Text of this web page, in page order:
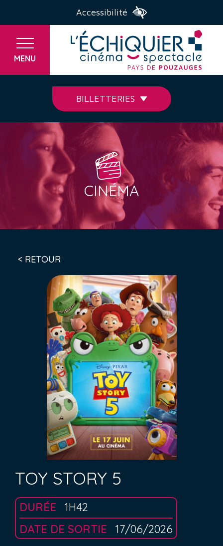
Accessibilité
MENU
BILLETTERIES
CINÉMA
TOY STORY 5
DURÉE
1H42
DATE DE SORTIE
17/06/2026